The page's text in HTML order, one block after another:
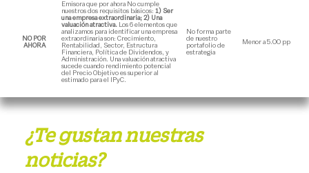
NO POR
AHORA
Emisora que por ahora No cumple
nuestros dos requisitos básicos: 1) Ser
una empresa extraordinaria; 2) Una
valuación atractiva. Los 6 elementos que
analizamos para identificar una empresa
extraordinaria son: Crecimiento,
Rentabilidad, Sector, Estructura
Financiera, Política de Dividendos, y
Administración. Una valuación atractiva
sucede cuando rendimiento potencial
del Precio Objetivo es superior al
estimado para el IPyC.
No forma parte
de nuestro
portafolio de
estrategia
Menor a 5.00 pp
¿Te gustan nuestras
noticias?